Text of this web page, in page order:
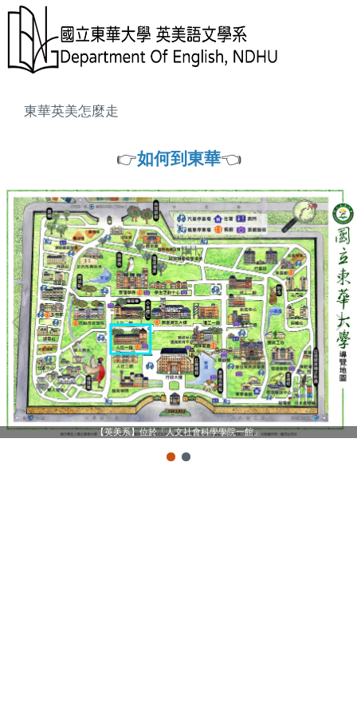
東華英美怎麼走
👉如何到東華👈
【英美系】位於「人文社會科學學院一館」